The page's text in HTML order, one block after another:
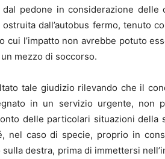
pedone in considerazione
dall’autobus fermo, tenuto
cui l’impatto non avrebbe potuto
mezzo di soccorso.
tale giudizio rilevando che il
in un servizio urgente, non
delle particolari situazioni della
nel caso di specie, proprio in
destra, prima di immettersi